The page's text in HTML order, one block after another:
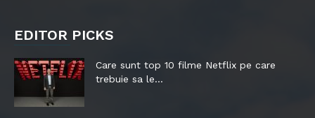
EDITOR PICKS
Care sunt top 10 filme Netflix pe care
trebuie sa le...